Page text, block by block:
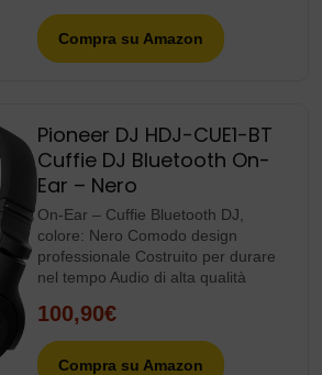
Compra su Amazon
Pioneer DJ HDJ-CUE1-BT
Cuffie DJ Bluetooth On-
Ear – Nero
On-Ear – Cuffie Bluetooth DJ,
colore: Nero Comodo design
professionale Costruito per durare
nel tempo Audio di alta qualità
100,90€
Compra su Amazon